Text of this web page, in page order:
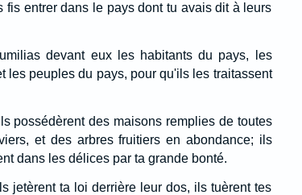
entrer dans le pays dont tu avais dit à leurs
devant eux les habitants du pays, les
les peuples du pays, pour qu'ils les traitassent
possédèrent des maisons remplies de toutes
et des arbres fruitiers en abondance; ils
dans les délices par ta grande bonté.
jetèrent ta loi derrière leur dos, ils tuèrent tes